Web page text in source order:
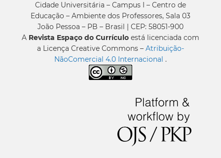
Cidade Universitária – Campus I – Centro de
Educação – Ambiente dos Professores, Sala 03
João Pessoa – PB – Brasil | CEP: 58051-900
A Revista Espaço do Currículo está licenciada com
a Licença Creative Commons – Atribuição-
NãoComercial 4.0 Internacional .